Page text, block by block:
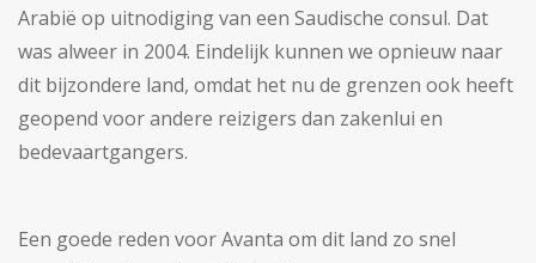
Arabië op uitnodiging van een Saudische consul. Dat
was alweer in 2004. Eindelijk kunnen we opnieuw naar
dit bijzondere land, omdat het nu de grenzen ook heeft
geopend voor andere reizigers dan zakenlui en
bedevaartgangers.
Een goede reden voor Avanta om dit land zo snel